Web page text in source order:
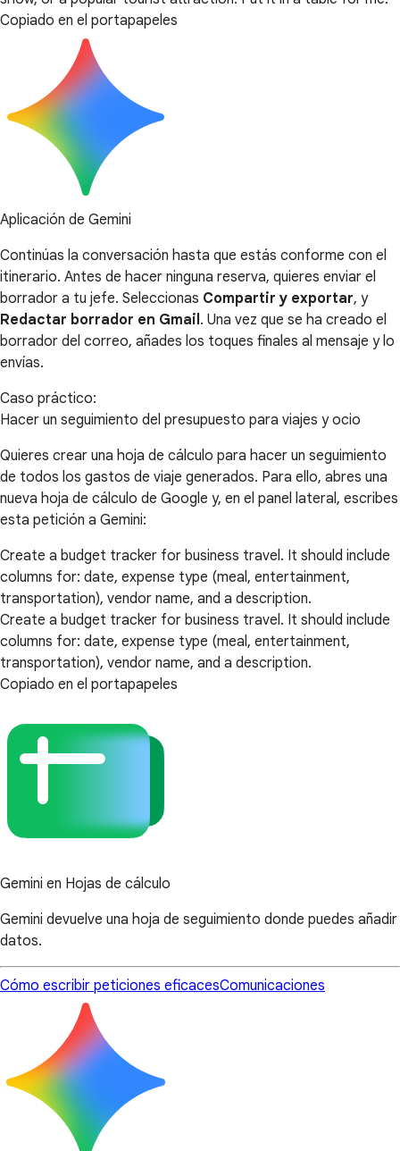
Copiado en el portapapeles
Aplicación de Gemini
Continúas la conversación hasta que estás conforme con el
itinerario. Antes de hacer ninguna reserva, quieres enviar el
borrador a tu jefe. Seleccionas Compartir y exportar, y
Redactar borrador en Gmail. Una vez que se ha creado el
borrador del correo, añades los toques finales al mensaje y lo
envías.
Caso práctico:
Hacer un seguimiento del presupuesto para viajes y ocio
Quieres crear una hoja de cálculo para hacer un seguimiento
de todos los gastos de viaje generados. Para ello, abres una
nueva hoja de cálculo de Google y, en el panel lateral, escribes
esta petición a Gemini:
Create a budget tracker for business travel. It should include
columns for: date, expense type (meal, entertainment,
transportation), vendor name, and a description.
Create a budget tracker for business travel. It should include
columns for: date, expense type (meal, entertainment,
transportation), vendor name, and a description.
Copiado en el portapapeles
Gemini en Hojas de cálculo
Gemini devuelve una hoja de seguimiento donde puedes añadir
datos.
Cómo escribir peticiones eficacesComunicaciones